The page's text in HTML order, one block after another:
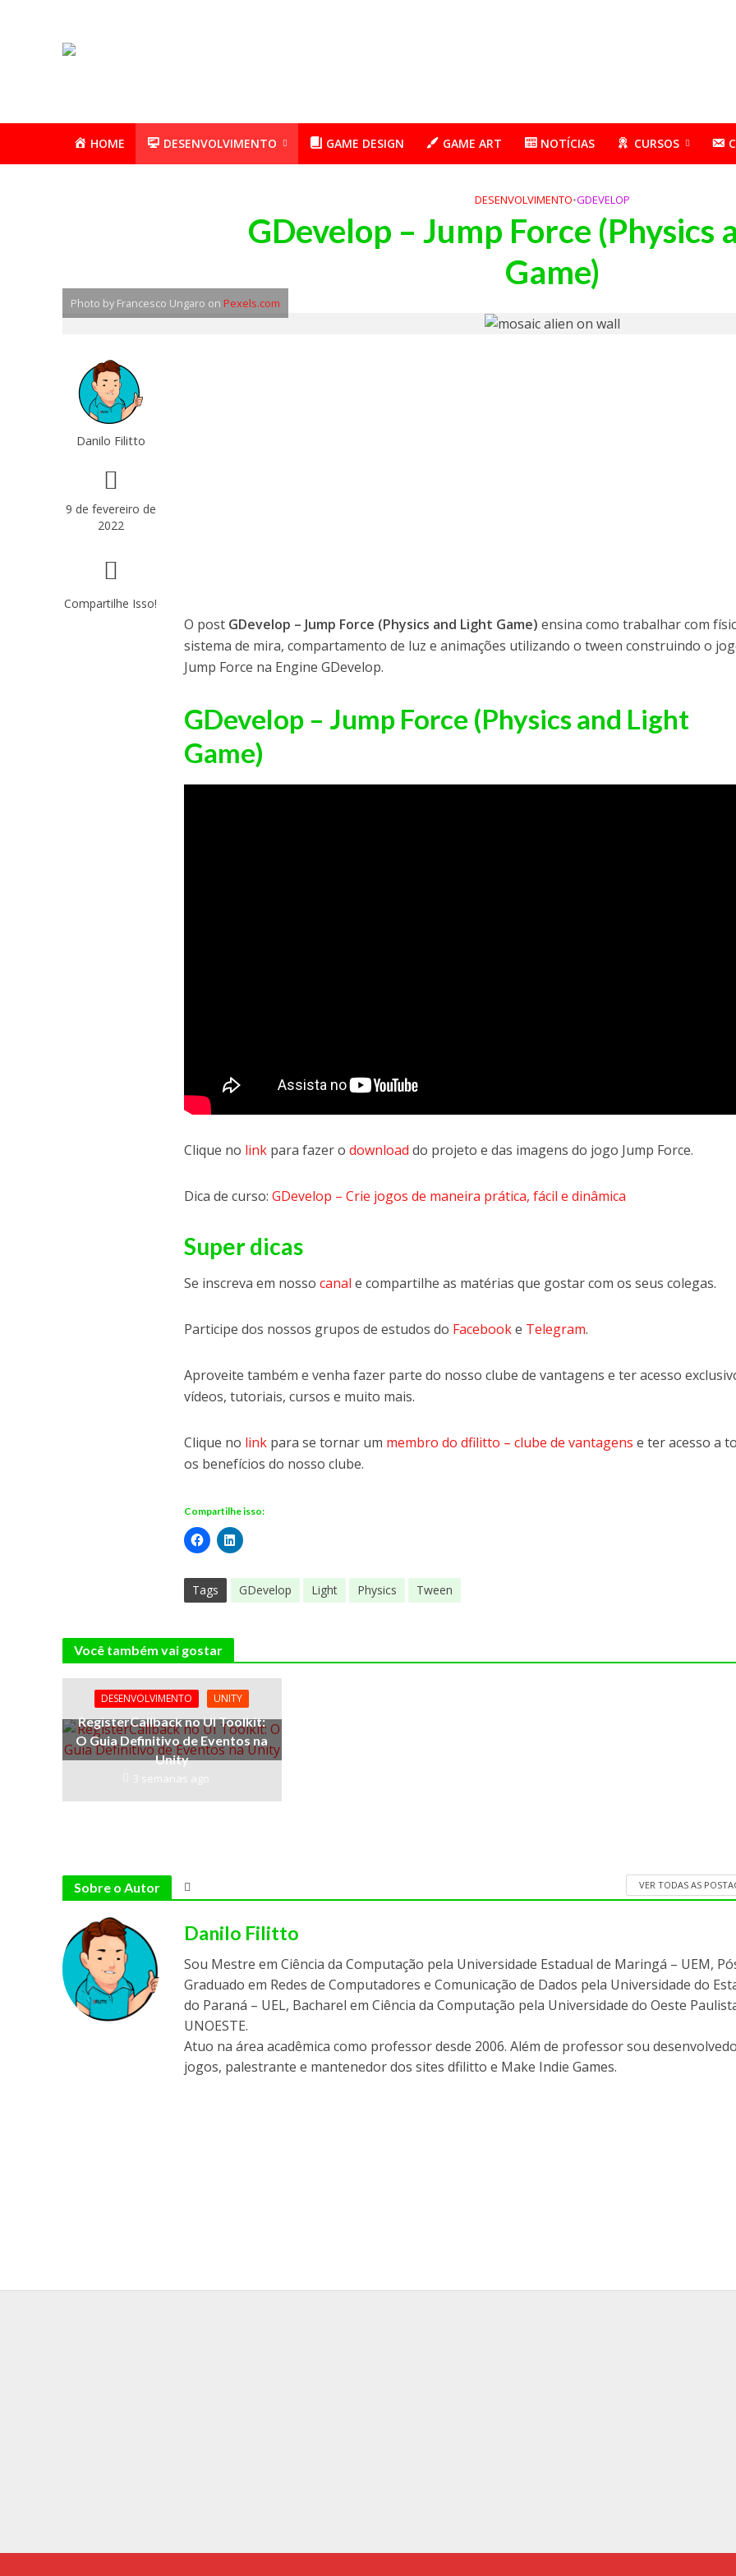
HOME DESENVOLVIMENTO GAME DESIGN GAME ART NOTÍCIAS CURSOS
DESENVOLVIMENTO•GDEVELOP
GDevelop – Jump Force (Physics
Game)
Photo by Francesco Ungaro on Pexels.com
Danilo Filitto
9 de fevereiro de
2022
Compartilhe Isso!
O post GDevelop – Jump Force (Physics and Light Game) ensina como trabalhar com
sistema de mira, compartamento de luz e animações utilizando o tween construindo o
Jump Force na Engine GDevelop.
GDevelop – Jump Force (Physics and Light
Game)
Clique no link para fazer odownload do projeto e das imagens do jogo Jump Force.
Dica de curso:GDevelop – Crie jogos de maneira prática, fácil e dinâmica
Super dicas
Se inscreva em nossocanal e compartilhe as matérias que gostar com os seus colegas.
Participe dos nossos grupos de estudos do Facebooke Telegram.
Aproveite também e venha fazer parte do nosso clube de vantagens e ter acesso
vídeos, tutoriais, cursos e muito mais.
Clique no link para se tornar um membro do dfilitto – clube de vantagens e ter acesso a
os benefícios do nosso clube.
Compartilhe isso:
Tags GDevelop Light Physics Tween
Você também vai gostar
DESENVOLVIMENTO UNITY
RegisterCallback no UI Toolkit:
O Guia Definitivo de Eventos na
Unity
3 semanas ago
Sobre o Autor VER TODAS AS
Danilo Filitto
Sou Mestre em Ciência da Computação pela Universidade Estadual de Maringá – UEM,
Graduado em Redes de Computadores e Comunicação de Dados pela Universidade do
do Paraná – UEL, Bacharel em Ciência da Computação pela Universidade do Oeste
UNOESTE.
Atuo na área acadêmica como professor desde 2006. Além de professor sou
jogos, palestrante e mantenedor dos sites dfilitto e Make Indie Games.